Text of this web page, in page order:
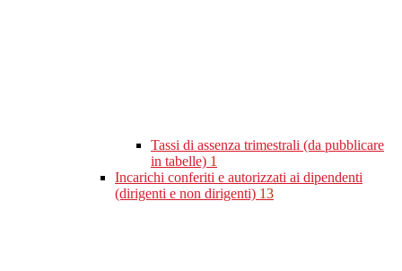
Tassi di assenza trimestrali (da pubblicare
in tabelle) 1
Incarichi conferiti e autorizzati ai dipendenti
(dirigenti e non dirigenti) 13